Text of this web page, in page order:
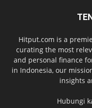
Hitput.com is a
curating the most
and personal finance
in Indonesia, our
insights
Hubungi